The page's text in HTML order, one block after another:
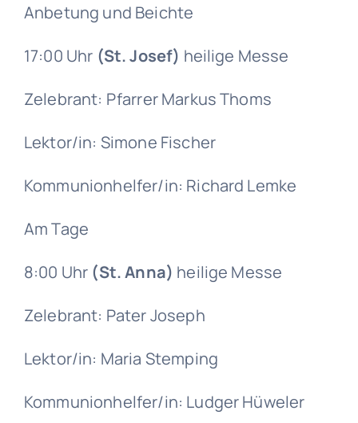
Partner im Bistum
Anbetung und Beichte
17:00 Uhr (St. Josef) heilige Messe
Zelebrant: Pfarrer Markus Thoms
Lektor/in: Simone Fischer
Kommunionhelfer/in: Richard Lemke
Am Tage
8:00 Uhr (St. Anna) heilige Messe
Zelebrant: Pater Joseph
Lektor/in: Maria Stemping
Kommunionhelfer/in: Ludger Hüweler